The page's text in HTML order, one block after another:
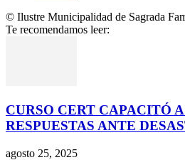
© Ilustre Municipalidad de Sagrada
Te recomendamos leer:
CURSO CERT CAPACITÓ
RESPUESTAS ANTE
agosto 25, 2025